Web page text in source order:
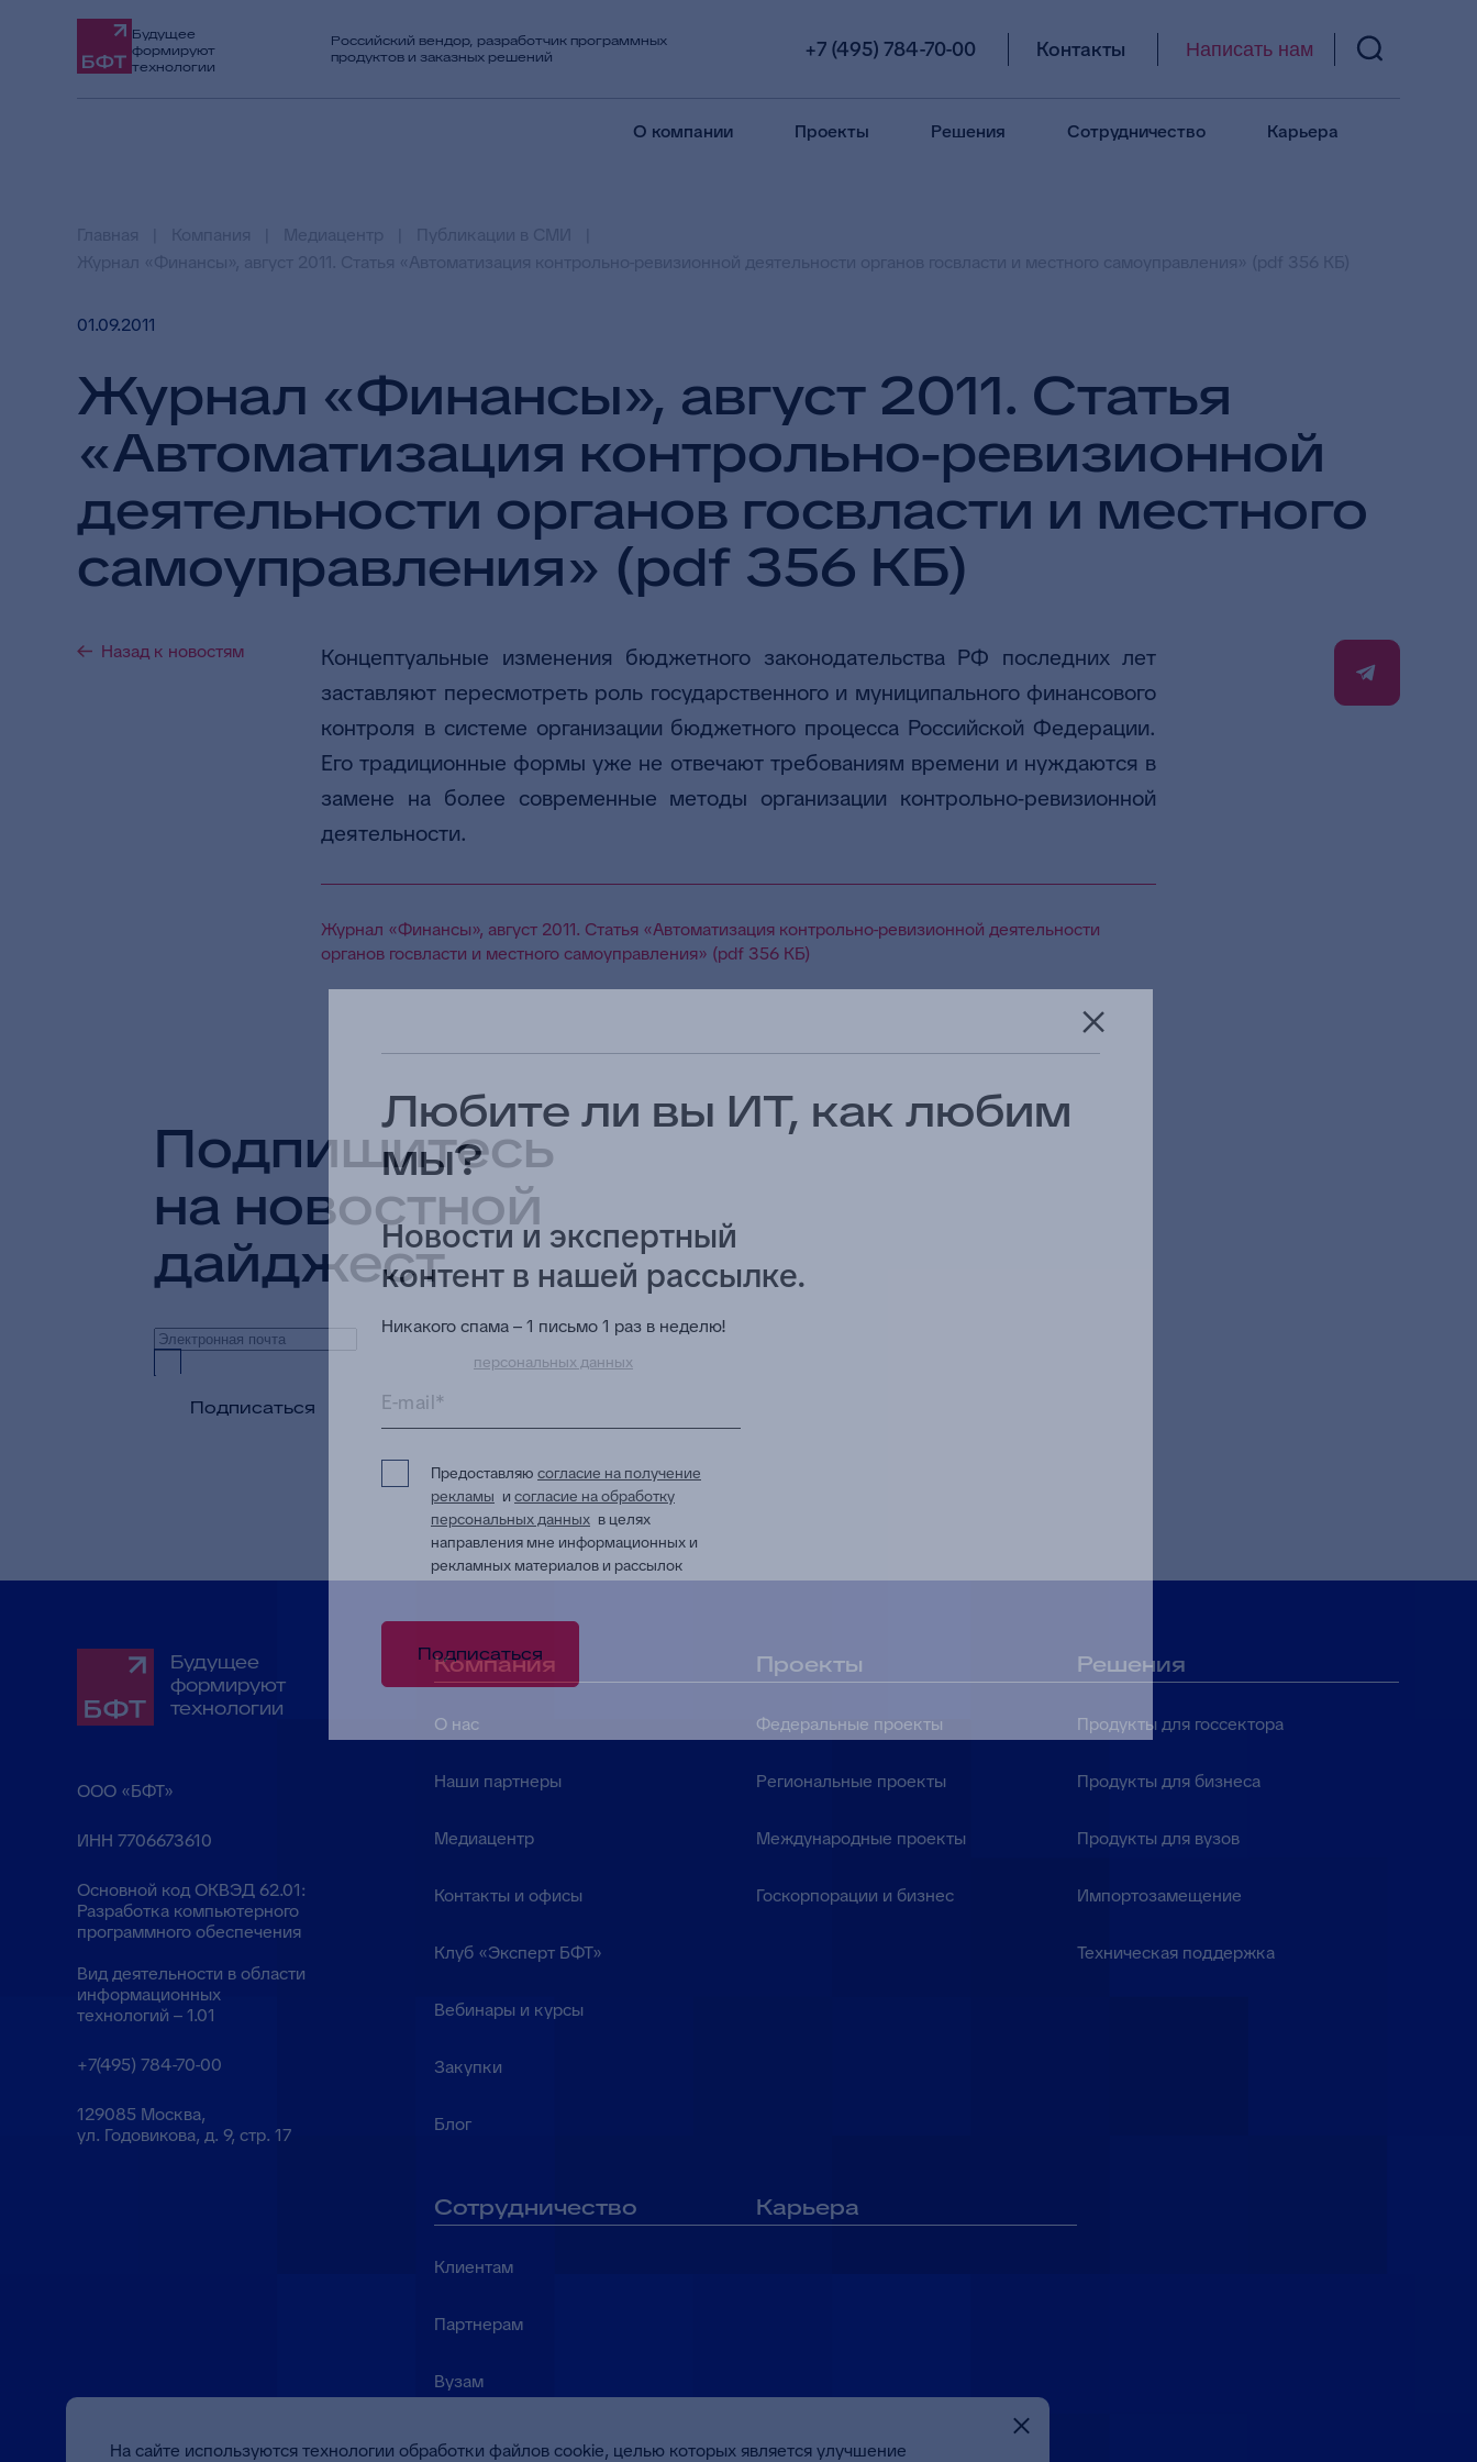
Будущее
формируют
технологии
Российский вендор, разработчик программных
продуктов и заказных решений
+7 (495) 784-70-00 Контакты Написать нам
О компании Проекты Решения Сотрудничество Карьера
01.09.2011
Журнал «Финансы», август 2011. Статья
«Автоматизация контрольно-ревизионной
деятельности органов госвласти и местного
самоуправления» (pdf 356 КБ)
Назад к новостям
Концептуальные изменения бюджетного законодательства РФ последних лет
заставляют пересмотреть роль государственного и муниципального финансового
контроля в системе организации бюджетного процесса Российской Федерации.
Его традиционные формы уже не отвечают требованиям времени и нуждаются в
замене на более современные методы организации контрольно-ревизионной
деятельности.
Журнал «Финансы», август 2011. Статья «Автоматизация контрольно-ревизионной деятельности
органов госвласти и местного самоуправления» (pdf 356 КБ)
Подпишитесь
на новостной
дайджест
персональных данных
Подписаться
Будущее
формируют
технологии
ООО «БФТ»
ИНН 7706673610
Основной код ОКВЭД 62.01:
Разработка компьютерного
программного обеспечения
Вид деятельности в области
информационных
технологий – 1.01
+7(495) 784-70-00
129085 Москва,
ул. Годовикова, д. 9, стр. 17
Компания
О нас
Наши партнеры
Медиацентр
Контакты и офисы
Клуб «Эксперт БФТ»
Вебинары и курсы
Закупки
Блог
Проекты
Федеральные проекты
Региональные проекты
Международные проекты
Госкорпорации и бизнес
Решения
Продукты для госсектора
Продукты для бизнеса
Продукты для вузов
Импортозамещение
Техническая поддержка
Сотрудничество
Клиентам
Партнерам
Вузам
Карьера
Любите ли вы ИТ, как любим
мы?
Новости и экспертный
контент в нашей рассылке.
Никакого спама – 1 письмо 1 раз в неделю!
E-mail*
Предоставляю согласие на получение
рекламы и согласие на обработку
персональных данных в целях
направления мне информационных и
рекламных материалов и рассылок
Подписаться
На сайте используются технологии обработки файлов cookie, целью которых является улучшение